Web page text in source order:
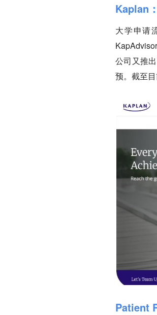
Kaplan
大学申请
公司又推
预。截至
Patient